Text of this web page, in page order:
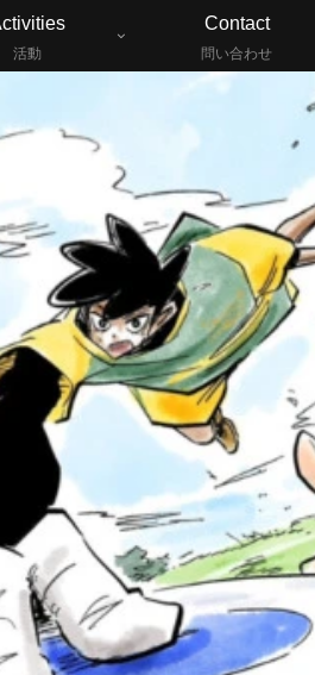
活動
Contact
問い合わせ